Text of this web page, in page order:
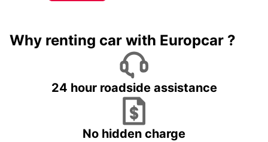
Why renting car with Europcar ?
24 hour roadside assistance
No hidden charge